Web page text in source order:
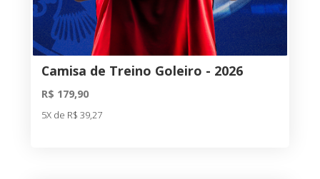
Camisa de Treino Goleiro - 2026
R$ 179,90
5X de R$ 39,27